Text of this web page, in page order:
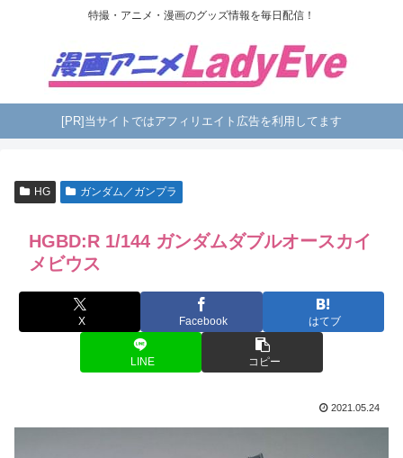
特撮・アニメ・漫画のグッズ情報を毎日配信！
[PR]当サイトではアフィリエイト広告を利用してます
HG ガンダム／ガンプラ
HGBD:R 1/144 ガンダムダブルオースカイ
メビウス
X Facebook はてブ
LINE コピー
2021.05.24